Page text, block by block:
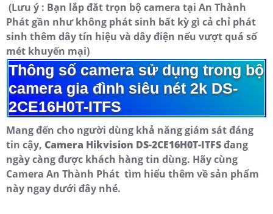
(Lưu ý : Bạn lắp đăt trọn bộ camera tại An Thành
Phát gần như không phát sinh bất kỳ gì cả chỉ phát
sinh thêm dây tín hiệu và dây điện nếu vượt quá số
mét khuyến mại)
Thông số camera sử dụng trong bộ
camera gia đình siêu nét 2k DS-
2CE16H0T-ITFS
Mang đến cho người dùng khả năng giám sát đáng
tin cậy, Camera Hikvision DS-2CE16H0T-ITFSđang
ngày càng được khách hàng tin dùng. Hãy cùng
Camera An Thành Phát tìm hiểu thêm về sản phẩm
này ngay dưới đây nhé.